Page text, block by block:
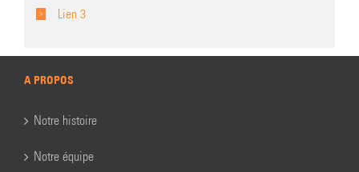
Lien 3
A PROPOS
Notre histoire
Notre équipe